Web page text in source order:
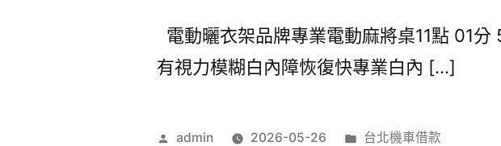
電動曬衣架品牌專業電動麻將桌11點 01
有視力模糊白內障恢復快專業白內 […]
作
admin 2026-05-26
分
台北機車借款